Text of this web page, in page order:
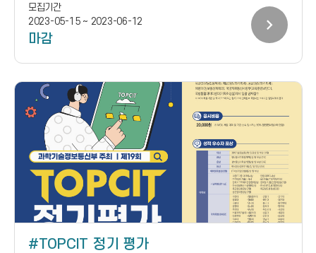
모집기간
2023-05-15 ~ 2023-06-12
마감
chevron_right
TOPCIT 정기 평가